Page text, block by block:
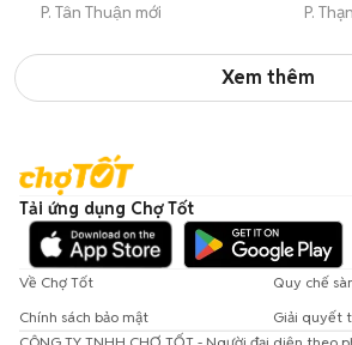
P. Tân Thuận mới
P.
Xem thêm
Tải ứng dụng Chợ Tốt
Về Chợ Tốt
Quy chế
Chính sách bảo mật
Giải quyết